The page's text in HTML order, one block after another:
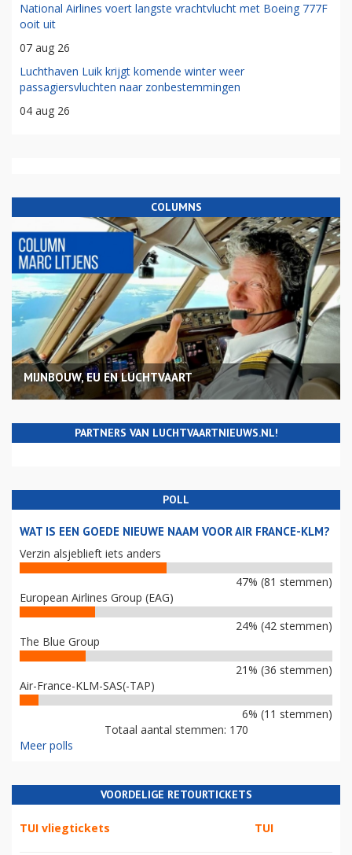
National Airlines voert langste vrachtvlucht met Boeing 777F
ooit uit
07 aug 26
Luchthaven Luik krijgt komende winter weer
passagiersvluchten naar zonbestemmingen
04 aug 26
COLUMNS
MIJNBOUW, EU EN LUCHTVAART
PARTNERS VAN LUCHTVAARTNIEUWS.NL!
POLL
WAT IS EEN GOEDE NIEUWE NAAM VOOR AIR FRANCE-KLM?
Verzin alsjeblieft iets anders
47% (81 stemmen)
European Airlines Group (EAG)
24% (42 stemmen)
The Blue Group
21% (36 stemmen)
Air-France-KLM-SAS(-TAP)
6% (11 stemmen)
Totaal aantal stemmen: 170
Meer polls
VOORDELIGE RETOURTICKETS
TUI vliegtickets TUI